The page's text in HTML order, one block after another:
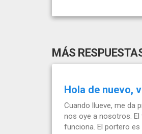
MÁS
Hola de nuevo,
Cuando llueve, me da
nos oye a nosotros.
funciona. El portero es